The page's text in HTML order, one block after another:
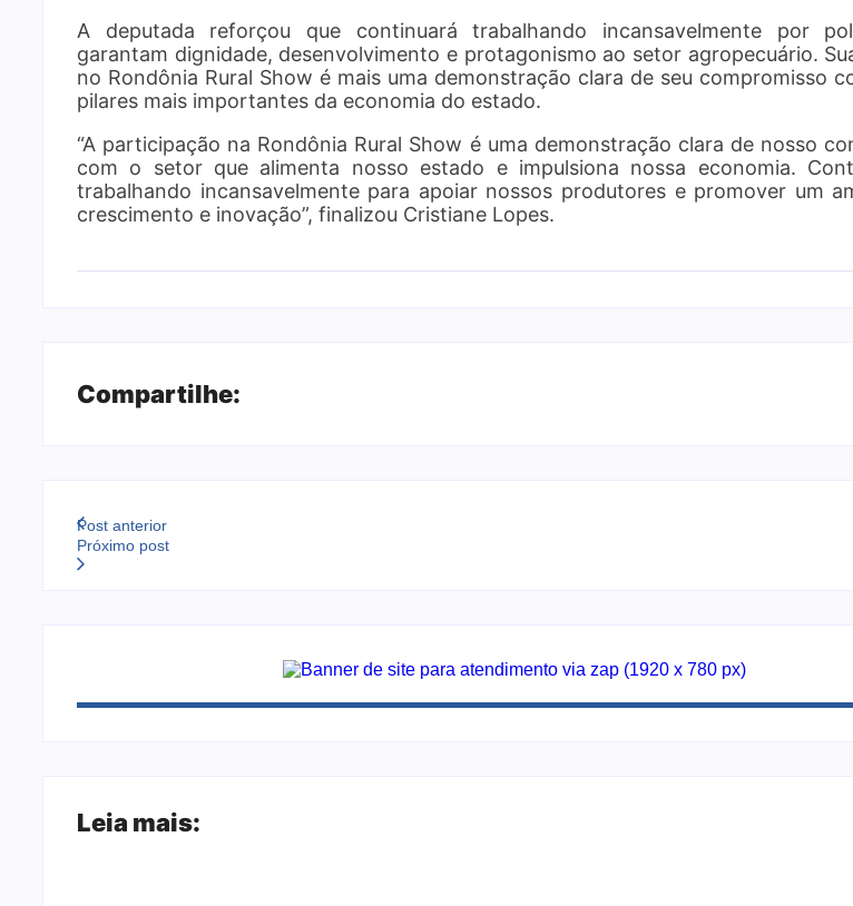
A deputada reforçou que continuará trabalhando incansavelmente por
garantam dignidade, desenvolvimento e protagonismo ao setor agropecuário.
no Rondônia Rural Show é mais uma demonstração clara de seu compromisso
pilares mais importantes da economia do estado.
“A participação na Rondônia Rural Show é uma demonstração clara de nosso
com o setor que alimenta nosso estado e impulsiona nossa economia.
trabalhando incansavelmente para apoiar nossos produtores e promover um
crescimento e inovação”, finalizou Cristiane Lopes.
Compartilhe:
Post anterior
Próximo post
Leia mais: